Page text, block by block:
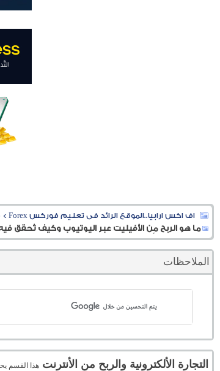
اف اكس ارابيا..الموقع الرائد فى تعليم فوركس Forex >
ما هو الربح مِن الأفيليت عبر اليوتيوب وكيف تُحقق
الملاحظات
التجارة الألكترونية والربح من الأنترنت هذا القسم